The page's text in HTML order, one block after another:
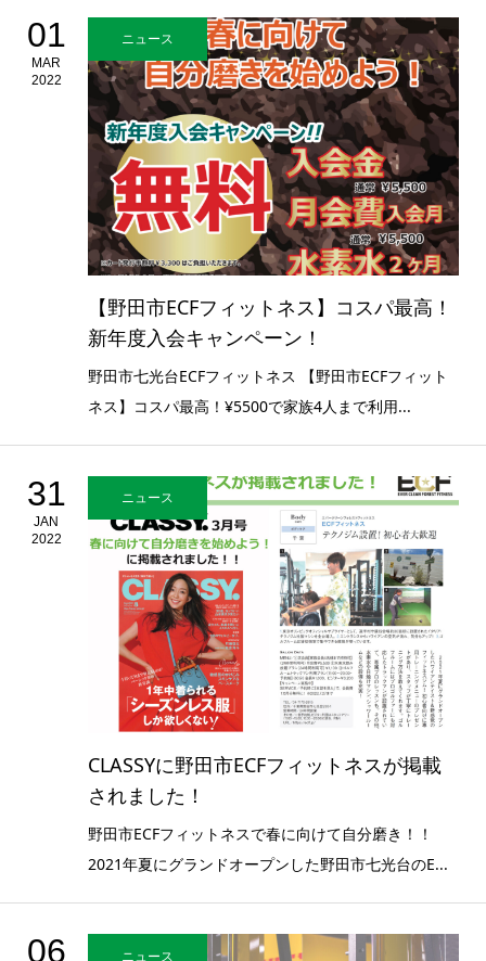
01
MAR
2022
ニュース
【野田市ECFフィットネス】コスパ最高！
新年度入会キャンペーン！
野田市七光台ECFフィットネス 【野田市ECFフィット
ネス】コスパ最高！¥5500で家族4人まで利用...
31
JAN
2022
ニュース
CLASSYに野田市ECFフィットネスが掲載
されました！
野田市ECFフィットネスで春に向けて自分磨き！！
2021年夏にグランドオープンした野田市七光台のE...
06 ニュース